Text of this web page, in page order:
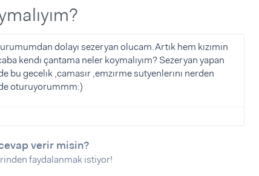
dolayı sezeryan olucam.Artık hem kızımın
kendı çantama neler koymalıyım? Sezeryan yapan
bu gecelık ,camasır ,emzırme sutyenlerını nerden
oturuyorummm:)
verir misin?
faydalanmak istiyor!